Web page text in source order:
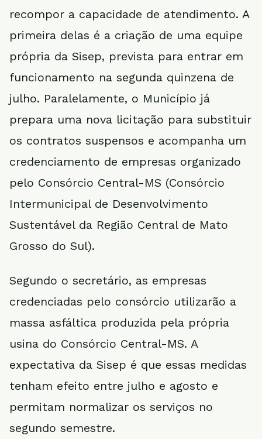
recompor a capacidade de atendimento. A
primeira delas é a criação de uma equipe
própria da Sisep, prevista para entrar em
funcionamento na segunda quinzena de
julho. Paralelamente, o Município já
prepara uma nova licitação para substituir
os contratos suspensos e acompanha um
credenciamento de empresas organizado
pelo Consórcio Central-MS (Consórcio
Intermunicipal de Desenvolvimento
Sustentável da Região Central de Mato
Grosso do Sul).
Segundo o secretário, as empresas
credenciadas pelo consórcio utilizarão a
massa asfáltica produzida pela própria
usina do Consórcio Central-MS. A
expectativa da Sisep é que essas medidas
tenham efeito entre julho e agosto e
permitam normalizar os serviços no
segundo semestre.